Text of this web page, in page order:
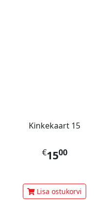
Kinkekaart 15
€1500
Lisa ostukorvi